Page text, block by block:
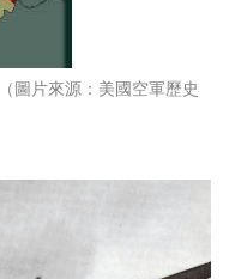
（圖片來源：美國空軍歷史